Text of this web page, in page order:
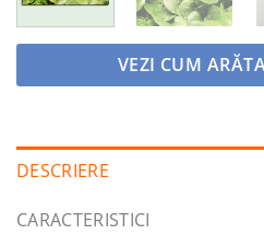
VEZI CUM
DESCRIERE
CARACTERISTICI